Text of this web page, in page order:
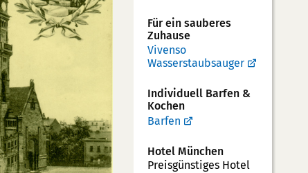
Für ein sauberes
Zuhause
Vivenso
Wasserstaubsauger
Individuell Barfen &
Kochen
Barfen
Hotel München
Preisgünstiges Hotel